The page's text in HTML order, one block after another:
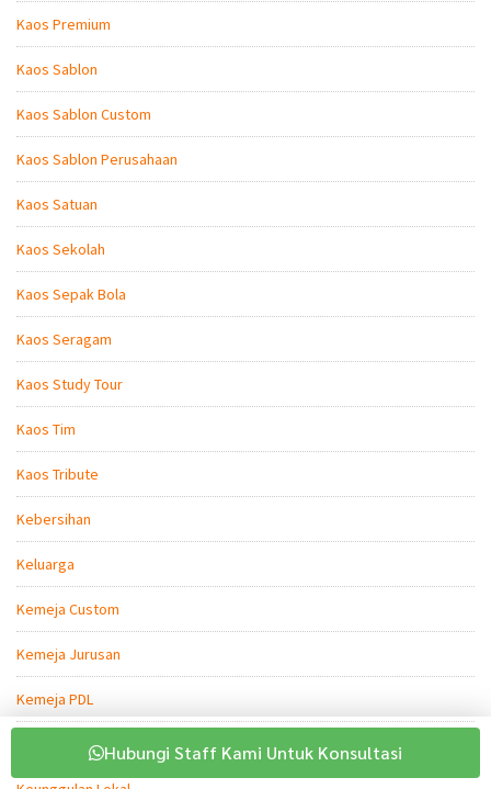
Kaos Premium
Kaos Sablon
Kaos Sablon Custom
Kaos Sablon Perusahaan
Kaos Satuan
Kaos Sekolah
Kaos Sepak Bola
Kaos Seragam
Kaos Study Tour
Kaos Tim
Kaos Tribute
Kebersihan
Keluarga
Kemeja Custom
Kemeja Jurusan
Kemeja PDL
Kemeja SeragamHubungi Staff Kami Untuk Konsultasi